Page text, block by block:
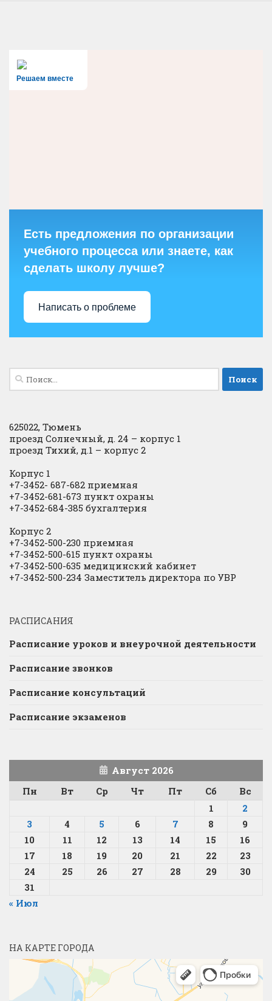
Решаем вместе
Есть предложения по организации
учебного процесса или знаете, как
сделать школу лучше?
Написать о проблеме
Найти:
625022, Тюмень
проезд Солнечный, д. 24 – корпус 1
проезд Тихий, д.1 – корпус 2
Корпус 1
+7-3452- 687-682 приемная
+7-3452-681-673 пункт охраны
+7-3452-684-385 бухгалтерия
Корпус 2
+7-3452-500-230 приемная
+7-3452-500-615 пункт охраны
+7-3452-500-635 медицинский кабинет
+7-3452-500-234 Заместитель директора по УВР
РАСПИСАНИЯ
Расписание уроков и внеурочной деятельности
Расписание звонков
Расписание консультаций
Расписание экзаменов
Август 2026
Пн
Вт Ср Чт Пт Сб
Вс
1
2
3
4 5 6 7 8
9
10
11 12 13 14 15
16
17
18 19 20 21 22
23
24
25 26 27 28 29
30
31
« Июл
НА КАРТЕ ГОРОДА